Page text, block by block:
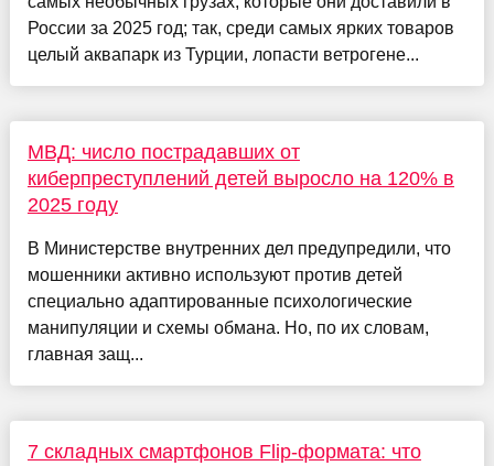
России за 2025 год; так, среди самых ярких товаров
целый аквапарк из Турции, лопасти ветрогене...
МВД: число пострадавших от
киберпреступлений детей выросло на 120% в
2025 году
В Министерстве внутренних дел предупредили, что
мошенники активно используют против детей
специально адаптированные психологические
манипуляции и схемы обмана. Но, по их словам,
главная защ...
7 складных смартфонов Flip-формата: что